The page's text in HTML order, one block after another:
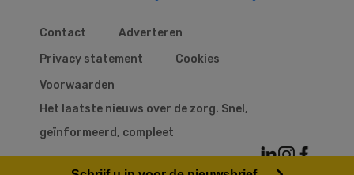
Contact
Adverteren
Privacy statement
Cookies
Voorwaarden
Het laatste nieuws over de zorg. Snel,
geïnformeerd, compleet